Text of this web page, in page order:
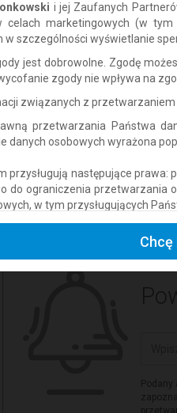
i jej Zaufanych
celach marketingowych (w
w szczególności wyświetlanie
jest dobrowolne. Zgodę
zgody nie wpływa na
związanych z
przetwarzania Państwa
danych osobowych wyrażona
przysługują następujące prawa:
do ograniczenia przetwarzania
w tym przysługujących